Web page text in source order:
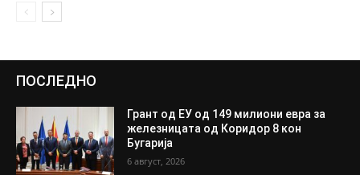
ПОСЛЕДНО
Грант од ЕУ од 149 милиони евра за
железницата од Коридор 8 кон
Бугарија
6 август, 2026